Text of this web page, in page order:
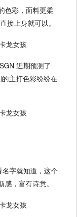
色彩，面料更柔
直接上身就可以。
近期预测了
主打色彩纷纷在
字就知道，这个
，富有诗意。